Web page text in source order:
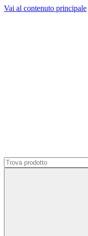
Vai al contenuto principale